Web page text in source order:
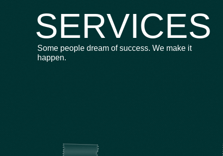
SERVICES
Some people dream of success. We make it
happen.